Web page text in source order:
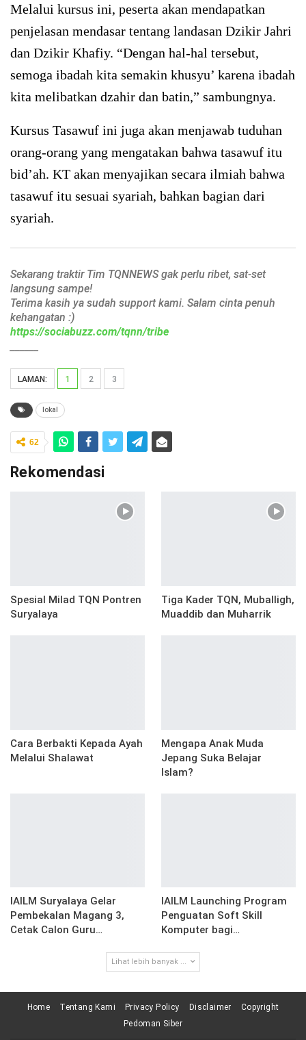
Melalui kursus ini, peserta akan mendapatkan
penjelasan mendasar tentang landasan Dzikir Jahri
dan Dzikir Khafiy. “Dengan hal-hal tersebut,
semoga ibadah kita semakin khusyu’ karena ibadah
kita melibatkan dzahir dan batin,” sambungnya.
Kursus Tasawuf ini juga akan menjawab tuduhan
orang-orang yang mengatakan bahwa tasawuf itu
bid’ah. KT akan menyajikan secara ilmiah bahwa
tasawuf itu sesuai syariah, bahkan bagian dari
syariah.
Sekarang traktir Tim TQNNEWS gak perlu ribet, sat-set
langsung sampe!
Terima kasih ya sudah support kami. Salam cinta penuh
kehangatan :)
https://sociabuzz.com/tqnn/tribe
LAMAN: 1 2 3
lokal
62
Rekomendasi
Spesial Milad TQN Pontren
Suryalaya
Tiga Kader TQN, Muballigh,
Muaddib dan Muharrik
Cara Berbakti Kepada Ayah
Melalui Shalawat
Mengapa Anak Muda
Jepang Suka Belajar
Islam?
IAILM Suryalaya Gelar
Pembekalan Magang 3,
Cetak Calon Guru…
IAILM Launching Program
Penguatan Soft Skill
Komputer bagi…
Lihat lebih banyak ...
Home Tentang Kami Privacy Policy Disclaimer
Copyright
Pedoman Siber